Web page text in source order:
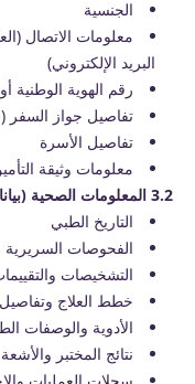
الجنسية
معلومات الاتصال
البريد الإلكتروني)
رقم الهوية الوطنية
تفاصيل جواز السفر
تفاصيل الأسرة
معلومات وثيقة
3.2 المعلومات الصحية (بيانات شخصية حساسة)
التاريخ الطبي
الفحوصات السريرية
التشخيصات
خطط العلاج وتفاصيل
الأدوية والوصفات
نتائج المختبر والأشعة